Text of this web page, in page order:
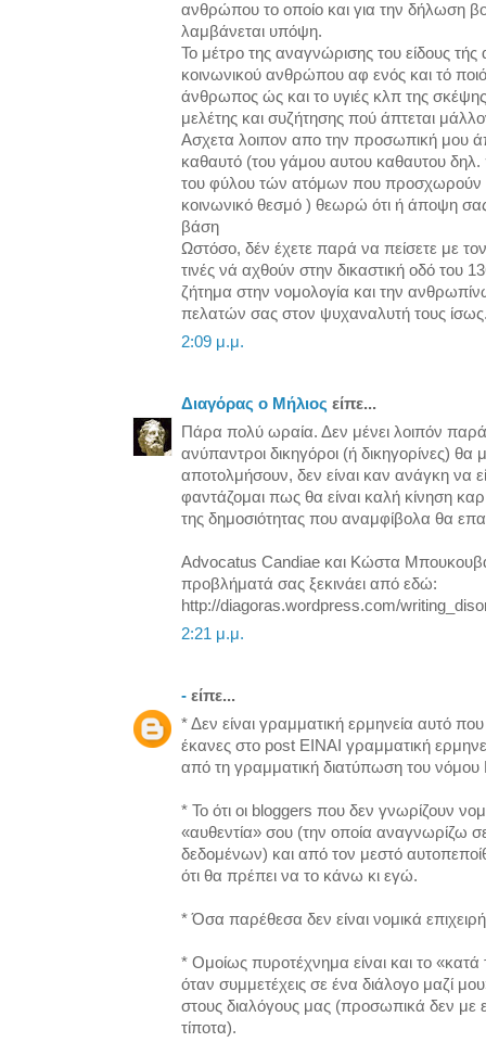
ανθρώπου το οποίο και για την δήλωση
λαμβάνεται υπόψη.
Το μέτρο της αναγνώρισης του είδους τής
κοινωνικού ανθρώπου αφ ενός και τό
άνθρωπος ώς και το υγιές κλπ της
μελέτης και συζήτησης πού άπτεται
Ασχετα λοιπον απο την προσωπική μου
καθαυτό (του γάμου αυτου καθαυτου δηλ.
του φύλου τών ατόμων που προσχωρούν
κοινωνικό θεσμό ) θεωρώ ότι ή άποψη
βάση
Ωστόσο, δέν έχετε παρά να πείσετε με
τινές νά αχθούν στην δικαστική οδό του
ζήτημα στην νομολογία και την
πελατών σας στον ψυχαναλυτή τους
2:09 μ.μ.
Διαγόρας ο Μήλιος είπε...
Πάρα πολύ ωραία. Δεν μένει λοιπόν παρά
ανύπαντροι δικηγόροι (ή δικηγορίνες)
αποτολμήσουν, δεν είναι καν ανάγκη να
φαντάζομαι πως θα είναι καλή κίνηση
της δημοσιότητας που αναμφίβολα θα
Advocatus Candiae και Κώστα
προβλήματά σας ξεκινάει από εδώ:
http://diagoras.wordpress.com/
2:21 μ.μ.
- είπε...
* Δεν είναι γραμματική ερμηνεία αυτό
έκανες στο post ΕΙΝΑΙ γραμματική
από τη γραμματική διατύπωση του
* Το ότι οι bloggers που δεν γνωρίζουν
«αυθεντία» σου (την οποία αναγνωρίζω
δεδομένων) και από τον μεστό
ότι θα πρέπει να το κάνω κι εγώ.
* Όσα παρέθεσα δεν είναι νομικά
* Ομοίως πυροτέχνημα είναι και το
όταν συμμετέχεις σε ένα διάλογο μαζί
στους διαλόγους μας (προσωπικά δεν με
τίποτα).